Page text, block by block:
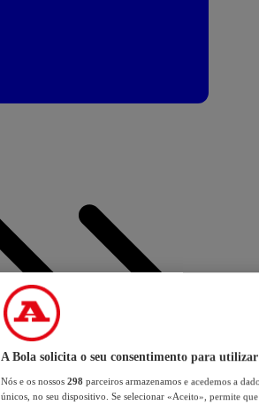
A Bola solicita o seu consentimento para utilizar
Nós e os nossos 298 parceiros armazenamos e acedemos a
únicos, no seu dispositivo. Se selecionar «Aceito», permite